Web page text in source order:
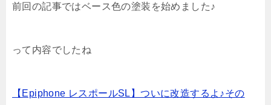
前回の記事ではベース色の塗装を始めました♪
って内容でしたね
【Epiphone レスポールSL】ついに改造するよ♪その